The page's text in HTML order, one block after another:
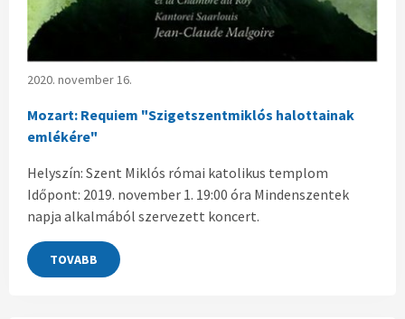
2020. november 16.
Mozart: Requiem "Szigetszentmiklós halottainak
emlékére"
Helyszín: Szent Miklós római katolikus templom
Időpont: 2019. november 1. 19:00 óra Mindenszentek
napja alkalmából szervezett koncert.
TOVABB